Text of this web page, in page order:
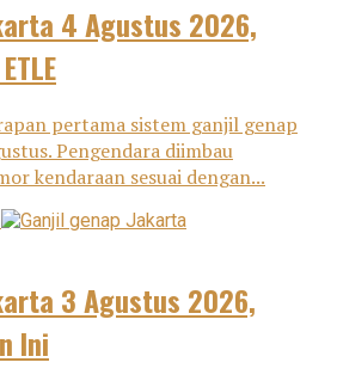
4 Agustus 2026,
pertama sistem ganjil genap
Pengendara diimbau
kendaraan sesuai dengan...
3 Agustus 2026,
Ini